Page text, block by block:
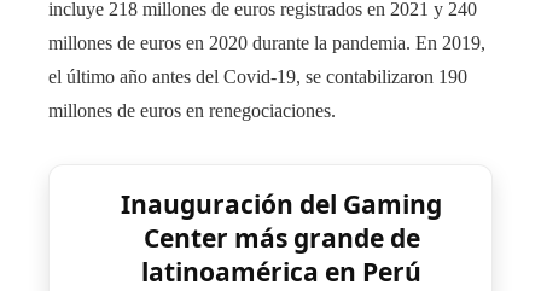
incluye 218 millones de euros registrados en 2021 y 240
millones de euros en 2020 durante la pandemia. En 2019,
el último año antes del Covid-19, se contabilizaron 190
millones de euros en renegociaciones.
Inauguración del Gaming
Center más grande de
latinoamérica en Perú